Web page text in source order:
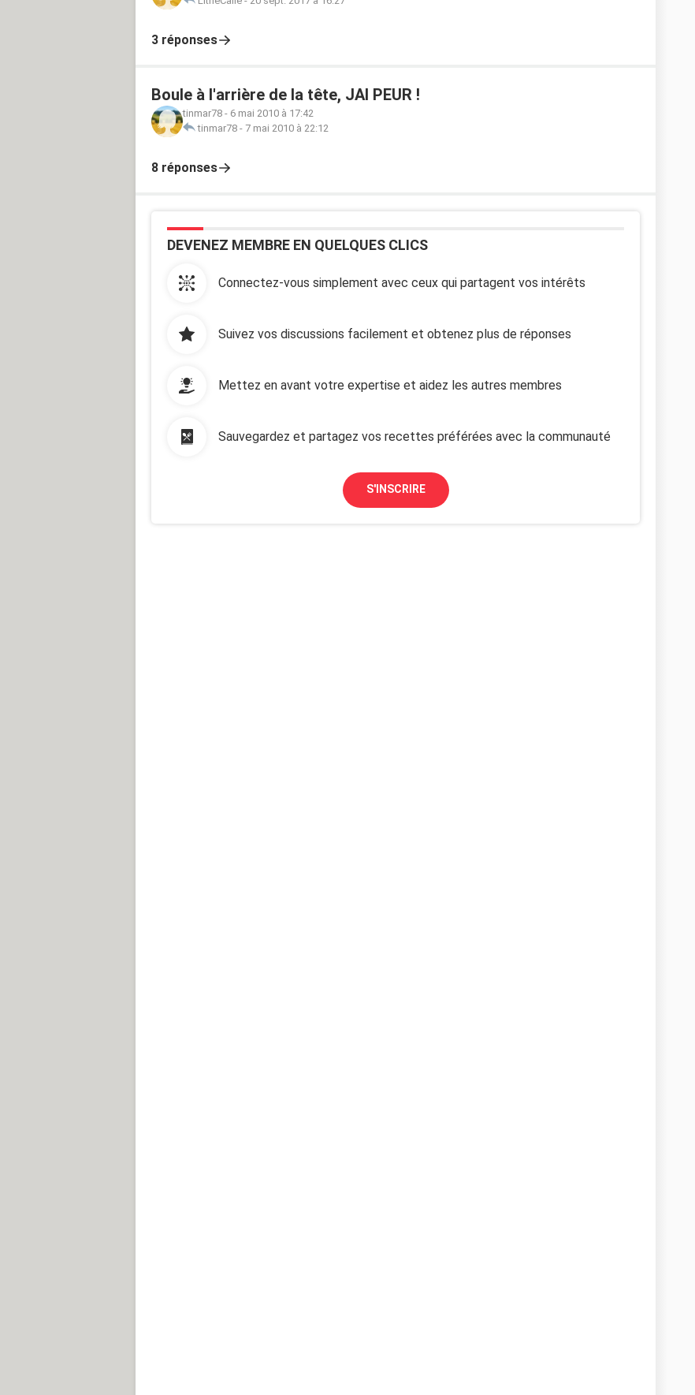
3 réponses
Boule à l'arrière de la tête, JAI PEUR !
tinmar78 - 6 mai 2010 à 17:42
tinmar78 - 7 mai 2010 à 22:12
8 réponses
DEVENEZ MEMBRE EN QUELQUES CLICS
Connectez-vous simplement avec ceux qui partagent vos intérêts
Suivez vos discussions facilement et obtenez plus de réponses
Mettez en avant votre expertise et aidez les autres membres
Sauvegardez et partagez vos recettes préférées avec la communauté
S'INSCRIRE